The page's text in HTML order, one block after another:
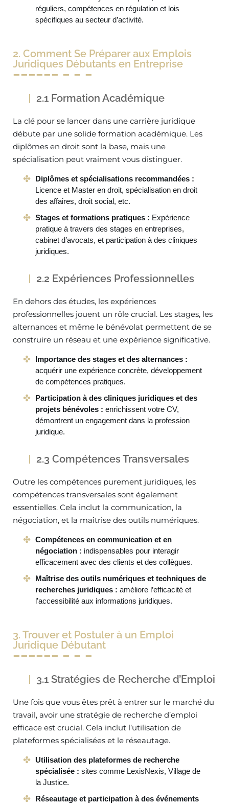
réguliers, compétences en régulation et lois
spécifiques au secteur d’activité.
2. Comment Se Préparer aux Emplois
Juridiques Débutants en Entreprise
2.1 Formation Académique
La clé pour se lancer dans une carrière juridique
débute par une solide formation académique. Les
diplômes en droit sont la base, mais une
spécialisation peut vraiment vous distinguer.
Diplômes et spécialisations recommandées :
Licence et Master en droit, spécialisation en droit
des affaires, droit social, etc.
Stages et formations pratiques : Expérience
pratique à travers des stages en entreprises,
cabinet d’avocats, et participation à des cliniques
juridiques.
2.2 Expériences Professionnelles
En dehors des études, les expériences
professionnelles jouent un rôle crucial. Les stages, les
alternances et même le bénévolat permettent de se
construire un réseau et une expérience significative.
Importance des stages et des alternances :
acquérir une expérience concrète, développement
de compétences pratiques.
Participation à des cliniques juridiques et des
projets bénévoles : enrichissent votre CV,
démontrent un engagement dans la profession
juridique.
2.3 Compétences Transversales
Outre les compétences purement juridiques, les
compétences transversales sont également
essentielles. Cela inclut la communication, la
négociation, et la maîtrise des outils numériques.
Compétences en communication et en
négociation : indispensables pour interagir
efficacement avec des clients et des collègues.
Maîtrise des outils numériques et techniques de
recherches juridiques : améliore l’efficacité et
l’accessibilité aux informations juridiques.
3. Trouver et Postuler à un Emploi
Juridique Débutant
3.1 Stratégies de Recherche d’Emploi
Une fois que vous êtes prêt à entrer sur le marché du
travail, avoir une stratégie de recherche d’emploi
efficace est crucial. Cela inclut l’utilisation de
plateformes spécialisées et le réseautage.
Utilisation des plateformes de recherche
spécialisée : sites comme LexisNexis, Village de
la Justice.
Réseautage et participation à des événements